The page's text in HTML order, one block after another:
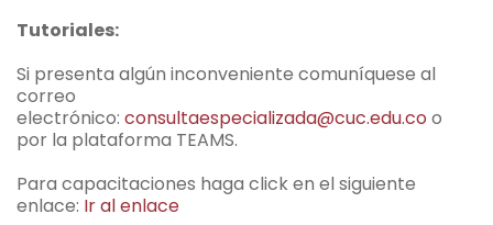
Tutoriales:
Si presenta algún inconveniente comuníquese al
correo
electrónico: consultaespecializada@cuc.edu.co o
por la plataforma TEAMS.
Para capacitaciones haga click en el siguiente
enlace: Ir al enlace